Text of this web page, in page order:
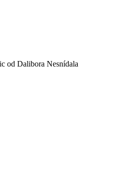
od Dalibora Nesnídala